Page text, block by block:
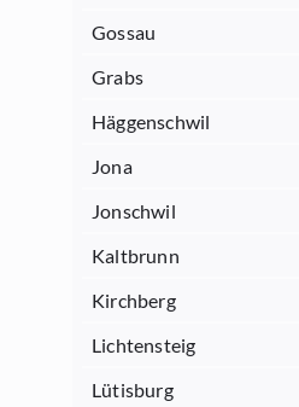
Gossau
Grabs
Häggenschwil
Jona
Jonschwil
Kaltbrunn
Kirchberg
Lichtensteig
Lütisburg